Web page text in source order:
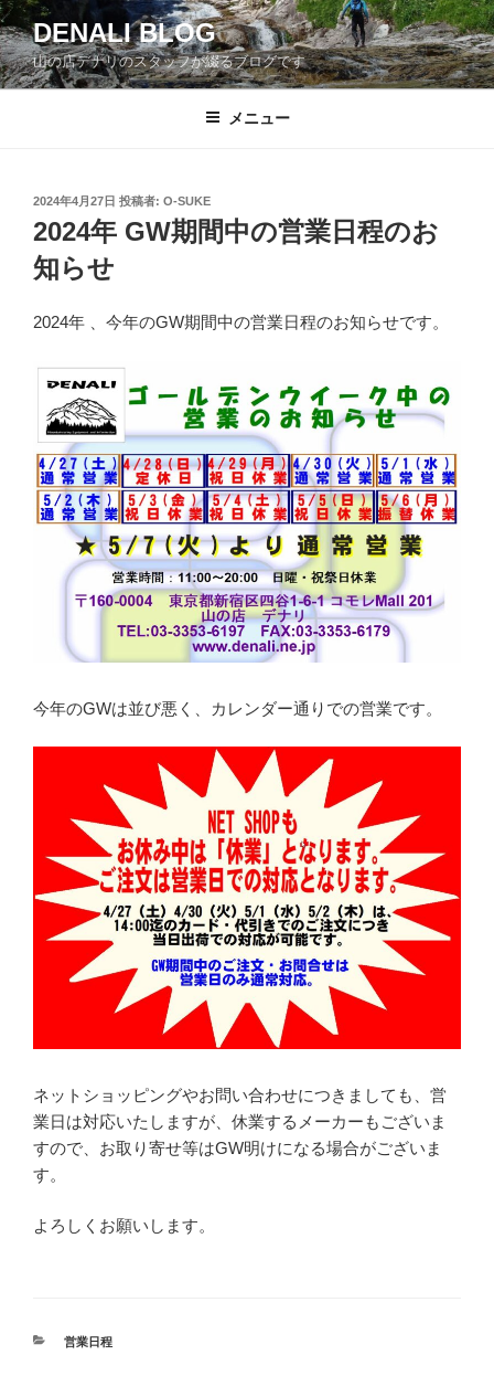
コ
ン
テ
ン
DENALI BLOG
山の店デナリのスタッフが綴るブログです
メニュー
投
稿
日:
2024年4月27日 投稿者: O-SUKE
2024年 GW期間中の営業日程のお
知らせ
2024年 、今年のGW期間中の営業日程のお知らせです。
今年のGWは並び悪く、カレンダー通りでの営業です。
ネットショッピングやお問い合わせにつきましても、営
業日は対応いたしますが、休業するメーカーもございま
すので、お取り寄せ等はGW明けになる場合がございま
す。
よろしくお願いします。
カ
営業日程